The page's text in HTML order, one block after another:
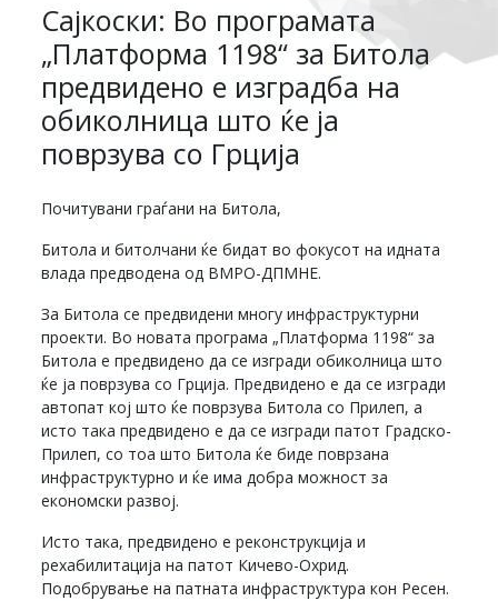
Сајкоски: Во програмата
„Платформа 1198“ за Битола
предвидено е изградба на
обиколница што ќе ја
поврзува со Грција
Почитувани граѓани на Битола,
Битола и битолчани ќе бидат во фокусот на идната
влада предводена од ВМРО-ДПМНЕ.
За Битола се предвидени многу инфраструктурни
проекти. Во новата програма „Платформа 1198“ за
Битола е предвидено да се изгради обиколница што
ќе ја поврзува со Грција. Предвидено е да се изгради
автопат кој што ќе поврзува Битола со Прилеп, а
исто така предвидено е да се изгради патот Градско-
Прилеп, со тоа што Битола ќе биде поврзана
инфраструктурно и ќе има добра можност за
економски развој.
Исто така, предвидено е реконструкција и
рехабилитација на патот Кичево-Охрид.
Подобрување на патната инфраструктура кон Ресен.